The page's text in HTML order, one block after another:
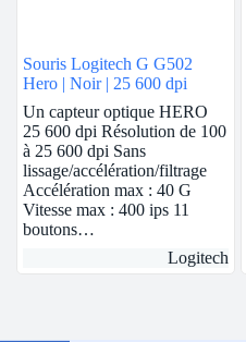
Souris Logitech G G502
Hero | Noir | 25 600 dpi
Un capteur optique HERO
25 600 dpi Résolution de 100
à 25 600 dpi Sans
lissage/accélération/filtrage
Accélération max : 40 G
Vitesse max : 400 ips 11
boutons…
Logitech